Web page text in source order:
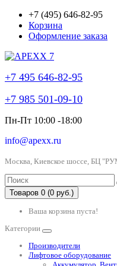
+7 (495) 646-82-95
Корзина
Оформление заказа
+7 495 646-82-95
+7 985 501-09-10
Пн-Пт 10:00 -18:00
info@apexx.ru
Москва, Киевское шоссе, БЦ
Товаров 0 (0 руб.)
Ваша корзина пуста!
Категории
Производители
Лифтовое оборудование